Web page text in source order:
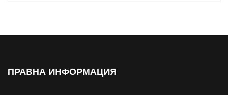
ПРАВНА ИНФОРМАЦИЯ